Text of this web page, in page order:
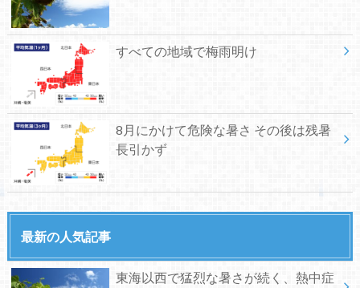
すべての地域で梅雨明け
8月にかけて危険な暑さ その後は残暑
長引かず
最新の人気記事
東海以西で猛烈な暑さが続く、熱中症